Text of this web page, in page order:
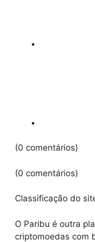
(0 comentários)
(0 comentários)
Classificação do
O Paribu é outra
criptomoedas com